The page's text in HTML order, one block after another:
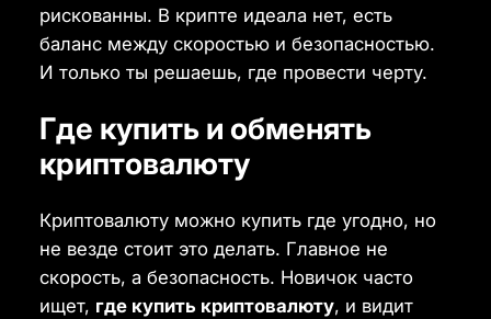
рискованны. В крипте идеала нет, есть
баланс между скоростью и безопасностью.
И только ты решаешь, где провести черту.
Где купить и обменять
криптовалюту
Криптовалюту можно купить где угодно, но
не везде стоит это делать. Главное не
скорость, а безопасность. Новичок часто
ищет, где купить криптовалюту, и видит